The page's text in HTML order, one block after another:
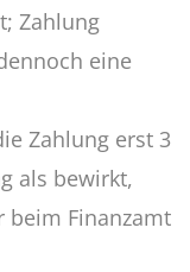
Zahlung
eine
Zahlung erst 3
als bewirkt,
beim Finanzamt